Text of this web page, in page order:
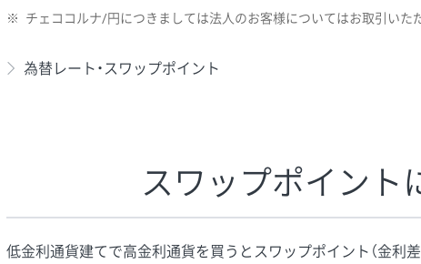
160円
※ハンガリーフォリント/円と南アフリカランド/円とメキシコペソ/
※ チェココルナ/円につきましては法人のお客様についてはお取引いた
為替レート・スワップポイント
スワップポイント
低金利通貨建てで高金利通貨を買うとスワップポイント（金利